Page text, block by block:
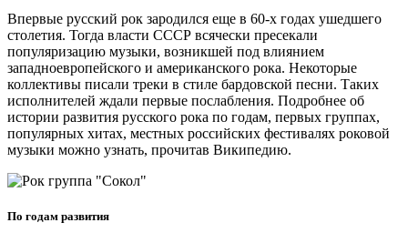
Впервые русский рок зародился еще в 60-х годах ушедшего
столетия. Тогда власти СССР всячески пресекали
популяризацию музыки, возникшей под влиянием
западноевропейского и американского рока. Некоторые
коллективы писали треки в стиле бардовской песни. Таких
исполнителей ждали первые послабления. Подробнее об
истории развития русского рока по годам, первых группах,
популярных хитах, местных российских фестивалях роковой
музыки можно узнать, прочитав Википедию.
По годам развития